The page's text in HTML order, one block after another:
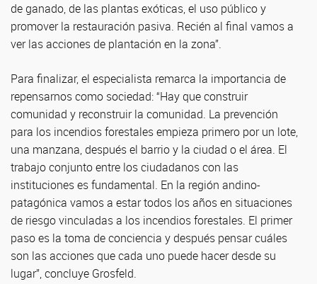
de ganado, de las plantas exóticas, el uso público y
promover la restauración pasiva. Recién al final vamos a
ver las acciones de plantación en la zona”.
Para finalizar, el especialista remarca la importancia de
repensarnos como sociedad: “Hay que construir
comunidad y reconstruir la comunidad. La prevención
para los incendios forestales empieza primero por un lote,
una manzana, después el barrio y la ciudad o el área. El
trabajo conjunto entre los ciudadanos con las
instituciones es fundamental. En la región andino-
patagónica vamos a estar todos los años en situaciones
de riesgo vinculadas a los incendios forestales. El primer
paso es la toma de conciencia y después pensar cuáles
son las acciones que cada uno puede hacer desde su
lugar”, concluye Grosfeld.